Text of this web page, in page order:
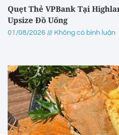
Quẹt Thẻ VPBank Tại
Upsize Đồ Uống
01/08/2026 Không có bình luận